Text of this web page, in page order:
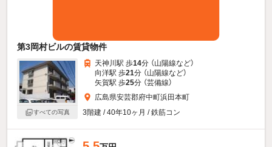
第3岡村ビルの賃貸物件
すべての写真
天神川駅 歩14分 （山陽線など）
向洋駅 歩21分 （山陽線など）
矢賀駅 歩25分 （芸備線）
広島県安芸郡府中町浜田本町
3階建 / 40年10ヶ月 / 鉄筋コン